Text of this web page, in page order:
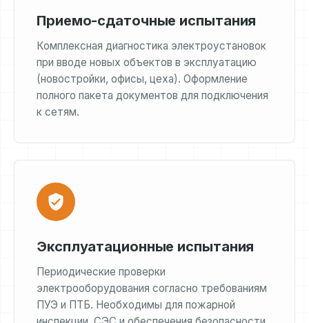
Приемо-сдаточные испытания
Комплексная диагностика электроустановок
при вводе новых объектов в эксплуатацию
(новостройки, офисы, цеха). Оформление
полного пакета документов для подключения
к сетям.
Эксплуатационные испытания
Периодические проверки
электрооборудования согласно требованиям
ПУЭ и ПТБ. Необходимы для пожарной